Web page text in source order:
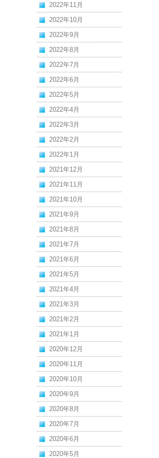
2022年11月
2022年10月
2022年9月
2022年8月
2022年7月
2022年6月
2022年5月
2022年4月
2022年3月
2022年2月
2022年1月
2021年12月
2021年11月
2021年10月
2021年9月
2021年8月
2021年7月
2021年6月
2021年5月
2021年4月
2021年3月
2021年2月
2021年1月
2020年12月
2020年11月
2020年10月
2020年9月
2020年8月
2020年7月
2020年6月
2020年5月